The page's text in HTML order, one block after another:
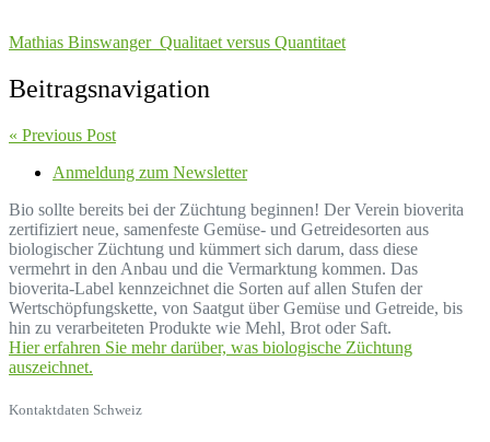
Mathias Binswanger_Qualitaet versus Quantitaet
Beitragsnavigation
« Previous Post
Anmeldung zum Newsletter
Bio sollte bereits bei der Züchtung beginnen! Der Verein bioverita
zertifiziert neue, samenfeste Gemüse- und Getreidesorten aus
biologischer Züchtung und kümmert sich darum, dass diese
vermehrt in den Anbau und die Vermarktung kommen. Das
bioverita-Label kennzeichnet die Sorten auf allen Stufen der
Wertschöpfungskette, von Saatgut über Gemüse und Getreide, bis
hin zu verarbeiteten Produkte wie Mehl, Brot oder Saft.
Hier erfahren Sie mehr darüber, was biologische Züchtung
auszeichnet.
Kontaktdaten Schweiz